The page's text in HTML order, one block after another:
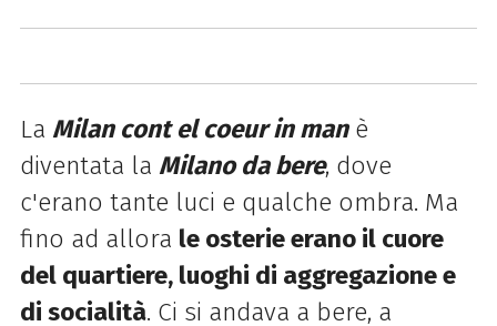
La Milan cont el coeur in manè
diventata la Milano da bere, dove
c'erano tante luci e qualche ombra. Ma
fino ad allora le osterie erano il cuore
del quartiere, luoghi di aggregazione e
di socialità. Ci si andava a bere, a